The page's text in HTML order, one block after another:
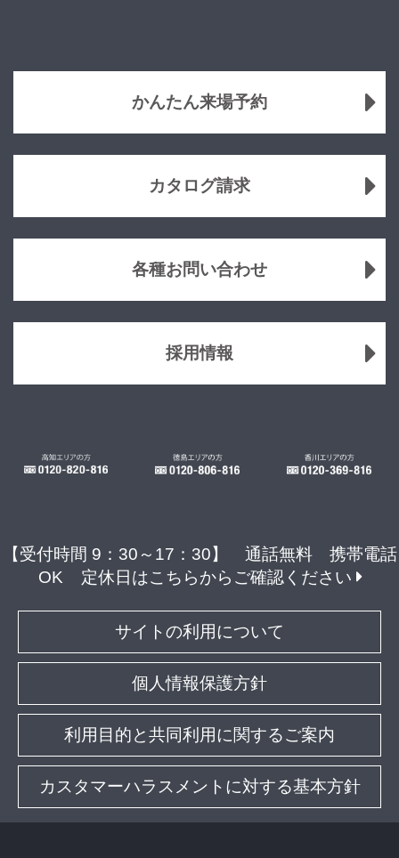
かんたん来場予約
カタログ請求
各種お問い合わせ
採用情報
【受付時間 9：30～17：30】 通話無料 携帯電話
OK
定休日はこちらからご確認ください
サイトの利用について
個人情報保護方針
利用目的と共同利用に関するご案内
カスタマーハラスメントに対する基本方針